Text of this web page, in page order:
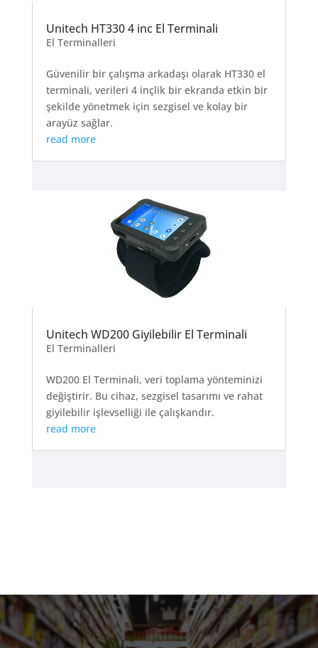
Unitech HT330 4 inc El Terminali
El Terminalleri
Güvenilir bir çalışma arkadaşı olarak HT330 el
terminali, verileri 4 inçlik bir ekranda etkin bir
şekilde yönetmek için sezgisel ve kolay bir
arayüz sağlar.
read more
Unitech WD200 Giyilebilir El Terminali
El Terminalleri
WD200 El Terminali, veri toplama yönteminizi
değiştirir. Bu cihaz, sezgisel tasarımı ve rahat
giyilebilir işlevselliği ile çalışkandır.
read more